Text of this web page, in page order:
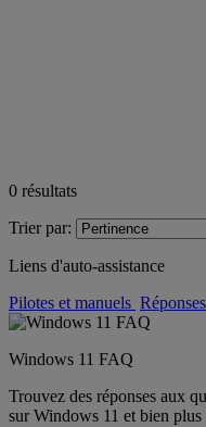
0 résultats
Trier par:
Liens d'auto-assistance
Pilotes et manuels
Windows 11 FAQ
Trouvez des réponses aux
sur Windows 11 et bien plus